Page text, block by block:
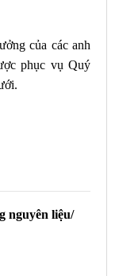
của các anh
phục vụ Quý
nguyên liệu/